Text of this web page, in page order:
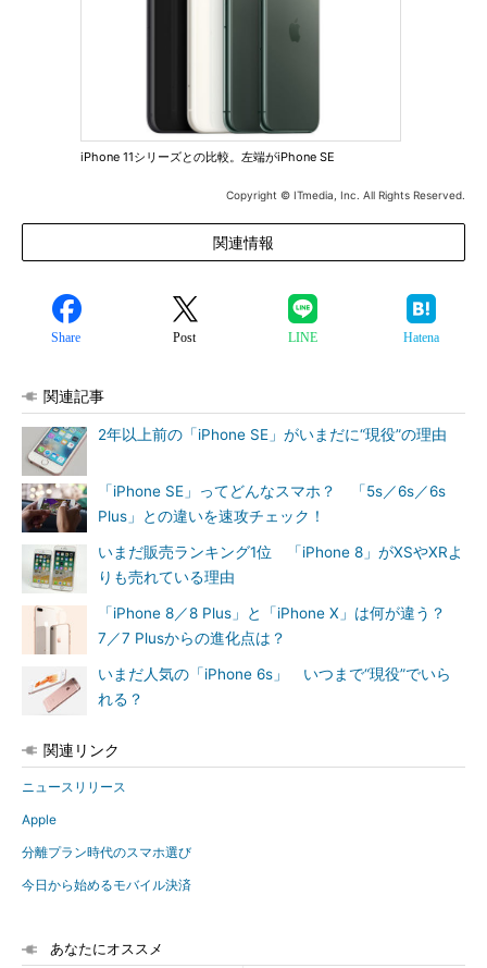
iPhone 11シリーズとの比較。左端がiPhone SE
Copyright © ITmedia, Inc. All Rights Reserved.
関連情報
Share Post LINE Hatena
関連記事
2年以上前の「iPhone SE」がいまだに“現役”の理由
「iPhone SE」ってどんなスマホ？ 「5s／6s／6s
Plus」との違いを速攻チェック！
いまだ販売ランキング1位 「iPhone 8」がXSやXRよ
りも売れている理由
「iPhone 8／8 Plus」と「iPhone X」は何が違う？
7／7 Plusからの進化点は？
いまだ人気の「iPhone 6s」 いつまで“現役”でいら
れる？
関連リンク
ニュースリリース
Apple
分離プラン時代のスマホ選び
今日から始めるモバイル決済
あなたにオススメ